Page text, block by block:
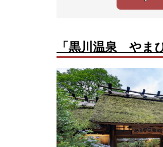
「黒川温泉 やま